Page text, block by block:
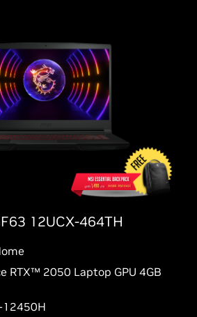
12UCX-464TH
RTX™ 2050 Laptop GPU 4GB